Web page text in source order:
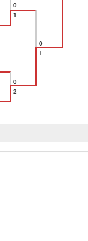
0
1
0
0
2
1